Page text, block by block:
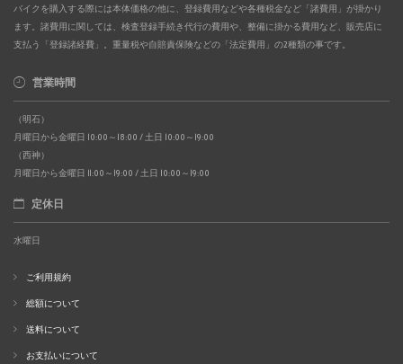
バイクを購入する際には本体価格の他に、登録費用などや各種税金など「諸費用」が掛かり
ます。諸費用に関しては、検査登録手続き代行の費用や、整備に掛かる費用など、販売店に
支払う「登録諸経費」。重量税や自賠責保険などの「法定費用」の2種類の事です。
営業時間
（明石）
月曜日から金曜日 10:00～18:00 / 土日 10:00～19:00
（西神）
月曜日から金曜日 11:00～19:00 / 土日 10:00～19:00
定休日
水曜日
ご利用規約
総額について
送料について
お支払いについて